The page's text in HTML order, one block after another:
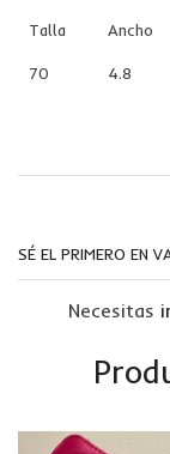
Talla Ancho
70 4.8
SÉ EL PRIMERO EN
Necesitas